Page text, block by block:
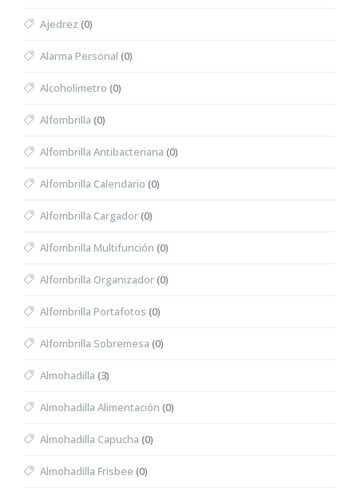
Ajedrez (0)
Alarma Personal (0)
Alcoholímetro (0)
Alfombrilla (0)
Alfombrilla Antibacteriana (0)
Alfombrilla Calendario (0)
Alfombrilla Cargador(0)
Alfombrilla Multifunción (0)
Alfombrilla Organizador(0)
Alfombrilla Portafotos (0)
Alfombrilla Sobremesa (0)
Almohadilla (3)
Almohadilla Alimentación (0)
Almohadilla Capucha (0)
Almohadilla Frisbee (0)